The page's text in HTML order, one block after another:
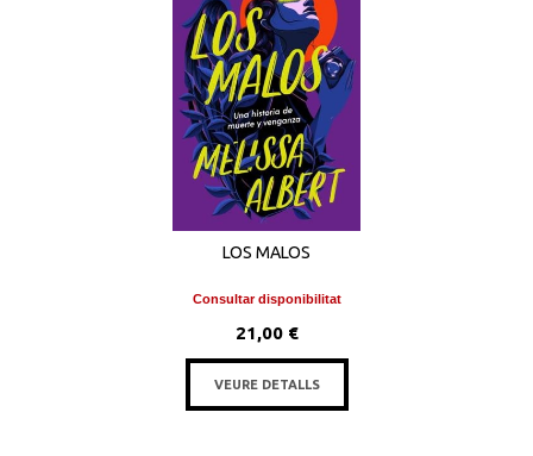
LOS MALOS
Consultar disponibilitat
21,00 €
VEURE DETALLS